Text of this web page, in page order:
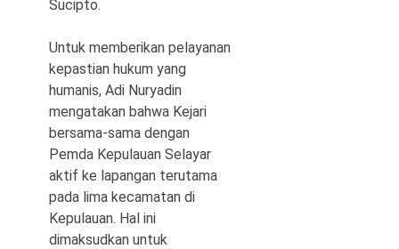
Sucipto.
Untuk memberikan pelayanan
kepastian hukum yang
humanis, Adi Nuryadin
mengatakan bahwa Kejari
bersama-sama dengan
Pemda Kepulauan Selayar
aktif ke lapangan terutama
pada lima kecamatan di
Kepulauan. Hal ini
dimaksudkan untuk